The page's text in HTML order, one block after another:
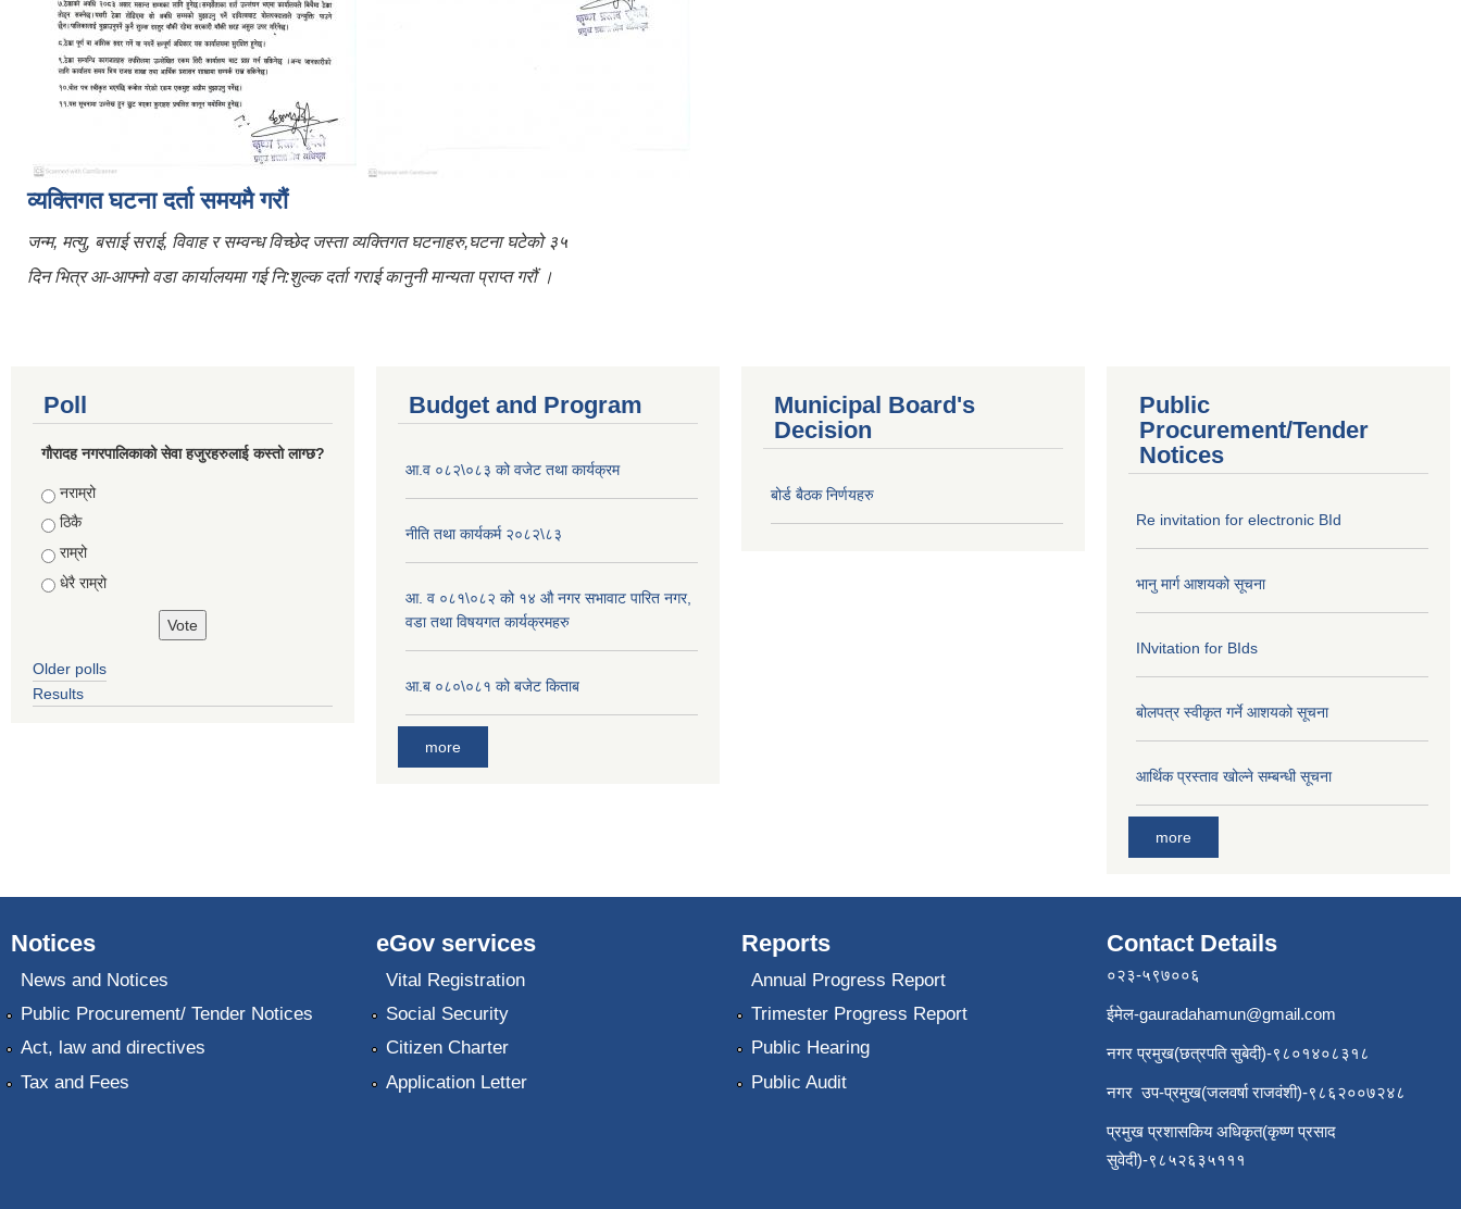
व्यक्तिगत घटना दर्ता समयमै गरौं
जन्म, मत्यु, बसाई सराई, विवाह र सम्वन्ध विच्छेद जस्ता व्यक्तिगत घटनाहरु,घटना घटेको ३५
दिन भित्र आ-आफ्नो वडा कार्यालयमा गई नि:शुल्क दर्ता गराई कानुनी मान्यता प्राप्त गरौं ।
Poll
गौरादह नगरपालिकाको सेवा हजुरहरुलाई कस्तो लाग्छ?
Choices
नराम्रो
ठिकै
राम्रो
धेरै राम्रो
Older polls
Results
Budget and Program
आ.व ०८२\०८३ को वजेट तथा कार्यक्रम
नीति तथा कार्यकर्म २०८२\८३
आ. व ०८१\०८२ को १४ औ नगर सभावाट पारित नगर,
वडा तथा विषयगत कार्यक्रमहरु
आ.ब ०८०\०८१ को बजेट किताब
more
Municipal Board's
Decision
बोर्ड बैठक निर्णयहरु
Public
Procurement/Tender
Notices
Re invitation for electronic BId
भानु मार्ग आशयको सूचना
INvitation for BIds
बोलपत्र स्वीकृत गर्ने आशयको सूचना
आर्थिक प्रस्ताव खोल्ने सम्बन्धी सूचना
more
Notices
News and Notices
Public Procurement/ Tender Notices
Act, law and directives
Tax and Fees
eGov services
Vital Registration
Social Security
Citizen Charter
Application Letter
Reports
Annual Progress Report
Trimester Progress Report
Public Hearing
Public Audit
Contact Details
०२३-५९७००६
ईमेल-gauradahamun@gmail.com
नगर प्रमुख(छत्रपति सुबेदी)-९८०१४०८३१८
नगर उप-प्रमुख(जलवर्षा राजवंशी)-९८६२००७२४८
प्रमुख प्रशासकिय अधिकृत(कृष्ण प्रसाद
सुवेदी)-९८५२६३५१११